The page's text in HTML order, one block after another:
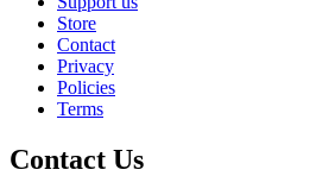
Store
Contact
Privacy
Policies
Terms
Contact Us